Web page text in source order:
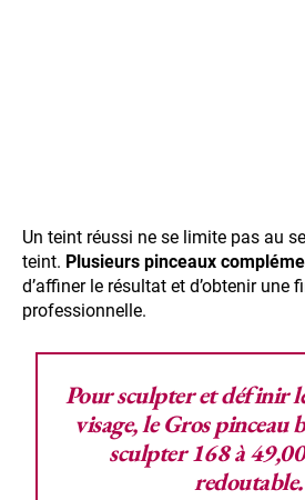
Un teint réussi ne se limite pas au
teint. Plusieurs pinceaux
d’affiner le résultat et d’obtenir une
professionnelle.
Pour sculpter et définir
visage, leGros pinceau
sculpter 168à
redoutable.